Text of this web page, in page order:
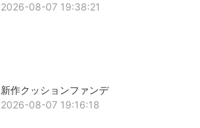
2026-08-07 19:38:21
新作クッションファンデ
2026-08-07 19:16:18